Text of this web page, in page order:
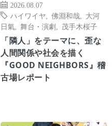
2026.08.07
ハイワイヤ
佛淵和哉
大河
日氣
舞台・演劇 茂手木桜子
「隣人」をテーマに、歪な
人間関係や社会を描く
『GOOD NEIGHBORS』稽
古場レポート